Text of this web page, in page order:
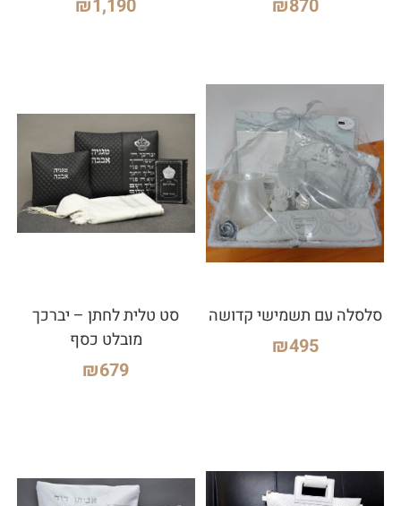
₪870
₪1,190
סלסלה עם תשמישי קדושה
₪495
סט טלית לחתן – יברכך
מובלט כסף
₪679